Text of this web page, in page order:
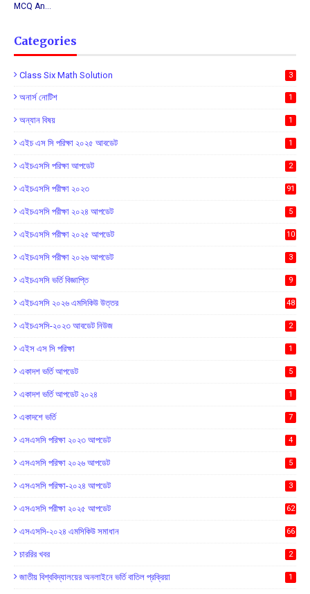
MCQ An…
Categories
Class Six Math Solution 3
অনার্স নোটিশ 1
অন্যান বিষয় 1
এইচ এস সি পরিক্ষা ২০২৫ আবডেট 1
এইচএসসি পরিক্ষা আপডেট 2
এইচএসসি পরীক্ষা ২০২৩ 91
এইচএসসি পরীক্ষা ২০২৪ আপডেট 5
এইচএসসি পরীক্ষা ২০২৫ আপডেট 10
এইচএসসি পরীক্ষা ২০২৬ আপডেট 3
এইচএসসি ভর্তি বিজ্ঞাপ্তি 9
এইচএসসি ২০২৬ এমসিকিউ উত্তর 48
এইচএসসি-২০২৩ আবডেট নিউজ 2
এইস এস সি পরিক্ষা 1
একাদশ ভর্তি আপডেট 5
একাদশ ভর্তি আপডেট ২০২৪ 1
একাদশে ভর্তি 7
এসএসসি পরিক্ষা ২০২৩ আপডেট 4
এসএসসি পরিক্ষা ২০২৬ আপডেট 5
এসএসসি পরিক্ষা-২০২৪ আপডেট 3
এসএসসি পরীক্ষা ২০২৫ আপডেট 62
এসএসসি-২০২৪ এমসিকিউ সমাধান 66
চাররির খবর 2
জাতীয় বিশ্ববিদ্যালয়ের অনলাইনে ভর্তি বাতিল প্রক্রিয়া 1